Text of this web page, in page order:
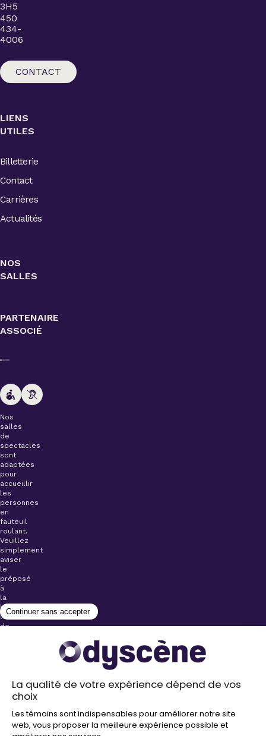
3H5
450
434-
4006
CONTACT
LIENS
UTILES
Billetterie
Contact
Carrières
Actualités
NOS
SALLES
PARTENAIRE
ASSOCIÉ
Nos
salles
de
spectacles
sont
adaptées
pour
accueillir
les
personnes
en
fauteuil
roulant.
Veuillez
simplement
aviser
le
préposé
à
la
billetterie
lors
de
Stationnements
proximité de
nos salles